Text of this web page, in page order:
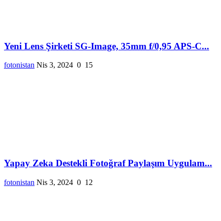
Yeni Lens Şirketi SG-Image, 35mm f/0,95 APS-C...
fotonistan Nis 3, 2024 0 15
Yapay Zeka Destekli Fotoğraf Paylaşım Uygulam...
fotonistan Nis 3, 2024 0 12